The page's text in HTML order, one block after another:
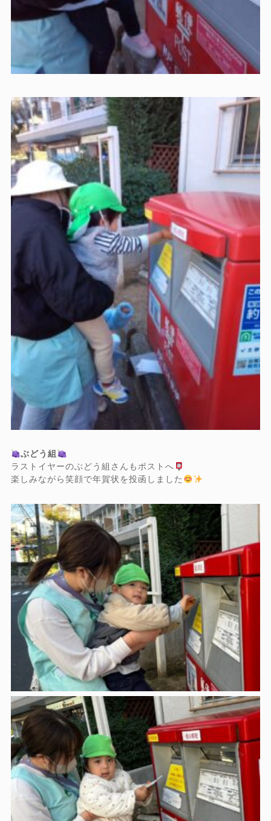
ぶどう組
ラストイヤーのぶどう組さんもポストへ
楽しみながら笑顔で年賀状を投函しました